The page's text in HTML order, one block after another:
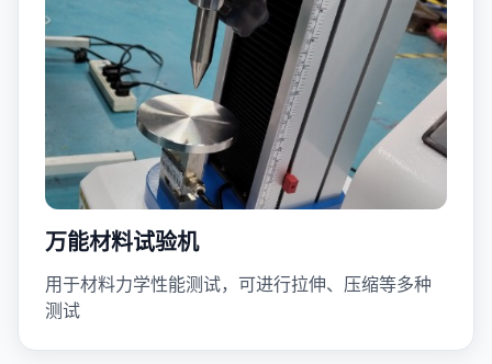
万能材料试验机
用于材料力学性能测试，可进行拉伸、压缩等多种
测试